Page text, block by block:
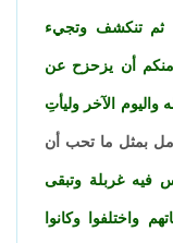
ثم تنكشف وتجيء
منكم أن يزحزح عن
واليوم الآخر وليأتِ
بمثل ما تحب أن
فيه غربلة وتبقى
واختلفوا وكانوا